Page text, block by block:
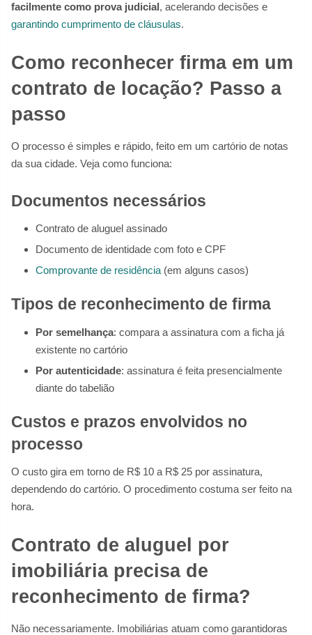
facilmente como prova judicial, acelerando decisões e
garantindo cumprimento de cláusulas.
Como reconhecer firma em um
contrato de locação? Passo a
passo
O processo é simples e rápido, feito em um cartório de notas
da sua cidade. Veja como funciona:
Documentos necessários
Contrato de aluguel assinado
Documento de identidade com foto e CPF
Comprovante de residência (em alguns casos)
Tipos de reconhecimento de firma
Por semelhança: compara a assinatura com a ficha já
existente no cartório
Por autenticidade: assinatura é feita presencialmente
diante do tabelião
Custos e prazos envolvidos no
processo
O custo gira em torno de R$ 10 a R$ 25 por assinatura,
dependendo do cartório. O procedimento costuma ser feito na
hora.
Contrato de aluguel por
imobiliária precisa de
reconhecimento de firma?
Não necessariamente. Imobiliárias atuam como garantidoras